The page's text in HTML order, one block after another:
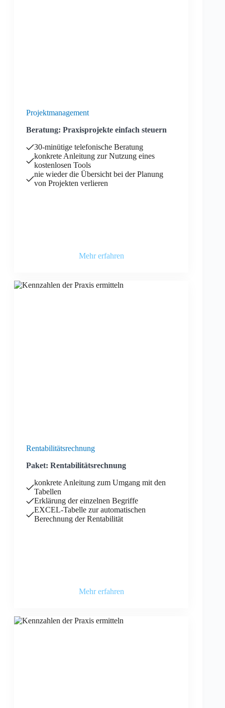
Projektmanagement
Beratung: Praxisprojekte einfach steuern
30-minütige telefonische Beratung
konkrete Anleitung zur Nutzung eines
kostenlosen Tools
nie wieder die Übersicht bei der Planung
von Projekten verlieren
Mehr erfahren
Rentabilitätsrechnung
Paket: Rentabilitätsrechnung
konkrete Anleitung zum Umgang mit den
Tabellen
Erklärung der einzelnen Begriffe
EXCEL-Tabelle zur automatischen
Berechnung der Rentabilität
Mehr erfahren